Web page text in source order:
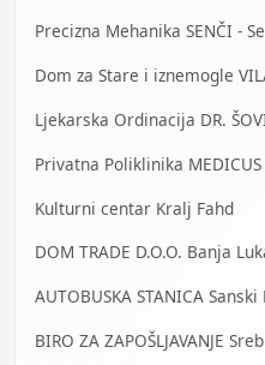
Precizna Mehanika SENČI -
Dom za Stare i iznemogle
Ljekarska Ordinacija DR.
Privatna Poliklinika MEDICUS
Kulturni centar Kralj Fahd
DOM TRADE D.O.O. Banja
AUTOBUSKA STANICA
BIRO ZA ZAPOŠLJAVANJE